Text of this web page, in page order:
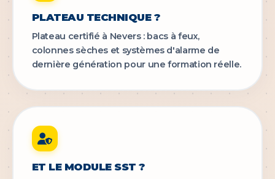
PLATEAU TECHNIQUE ?
Plateau certifié à Nevers : bacs à feux,
colonnes sèches et systèmes d'alarme de
dernière génération pour une formation réelle.
ET LE MODULE SST ?